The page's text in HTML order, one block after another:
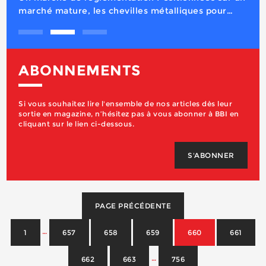
ABONNEMENTS
Si vous souhaitez lire l'ensemble de nos articles dès leur
sortie en magazine, n’hésitez pas à vous abonner à BBI en
cliquant sur le lien ci-dessous.
S'ABONNER
PAGE PRÉCÉDENTE
1 … 657 658 659 660 661
662 663 … 756